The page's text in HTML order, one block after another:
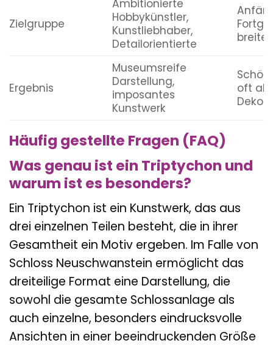
Zielgruppe
Ambitionierte
Hobbykünstler,
Kunstliebhaber,
Detailorientierte
Ergebnis
Museumsreife
Darstellung,
imposantes
Kunstwerk
oft als
Häufig gestellte Fragen (FAQ)
Was genau ist ein Triptychon und
warum ist es besonders?
Ein Triptychon ist ein Kunstwerk, das aus
drei einzelnen Teilen besteht, die in ihrer
Gesamtheit ein Motiv ergeben. Im Falle von
Schloss Neuschwanstein ermöglicht das
dreiteilige Format eine Darstellung, die
sowohl die gesamte Schlossanlage als
auch einzelne, besonders eindrucksvolle
Ansichten in einer beeindruckenden Größe